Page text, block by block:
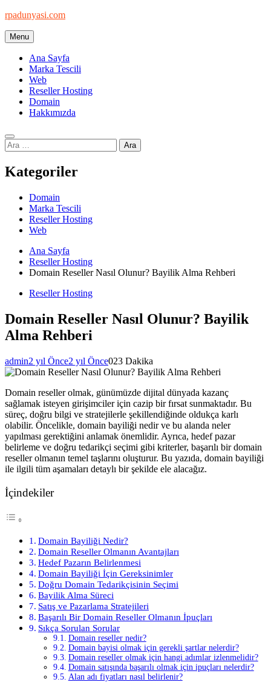
Skip
content
rpadunyasi.com
"Webin Kalbinde: Marka Tescili ve Hosting Çözümleri!
Menu
Ana Sayfa
Marka Tescili
Web
Reseller Hosting
Domain
Hakkımızda
Arama:
Kategoriler
Domain
Marka Tescili
Reseller Hosting
Web
Ana Sayfa
Reseller Hosting
Domain Reseller Nasıl Olunur? Bayilik Alma Rehberi
Reseller Hosting
Domain Reseller Nasıl Olunur? Bayilik
Alma Rehberi
admin2 yıl Önce2 yıl Önce023 Dakika
Domain reseller olmak, günümüzde dijital dünyada kazanç
sağlamak isteyen girişimciler için cazip bir fırsat sunmaktadır. Bu
süreç, doğru bilgi ve stratejilerle şekillendiğinde oldukça karlı
olabilir. Öncelikle, domain bayiliği nedir ve bu alanda neler
yapılması gerektiğini anlamak önemlidir. Ayrıca, hedef pazar
belirleme ve doğru tedarikçi seçimi gibi kriterler, başarılı bir domain
reseller olmanın temel taşlarını oluşturur. Bu yazıda, domain bayiliği
ile ilgili tüm aşamaları detaylı bir şekilde ele alacağız.
İçindekiler
Domain Bayiliği Nedir?
Domain Reseller Olmanın Avantajları
Hedef Pazarın Belirlenmesi
Domain Bayiliği İçin Gereksinimler
Doğru Domain Tedarikçisinin Seçimi
Bayilik Alma Süreci
Satış ve Pazarlama Stratejileri
Başarılı Bir Domain Reseller Olmanın İpuçları
Sıkça Sorulan Sorular
Domain reseller nedir?
Domain bayisi olmak için gerekli şartlar nelerdir?
Domain reseller olmak için hangi adımlar izlenmelidir?
Domain satışında başarılı olmak için ipuçları nelerdir?
Alan adı fiyatları nasıl belirlenir?